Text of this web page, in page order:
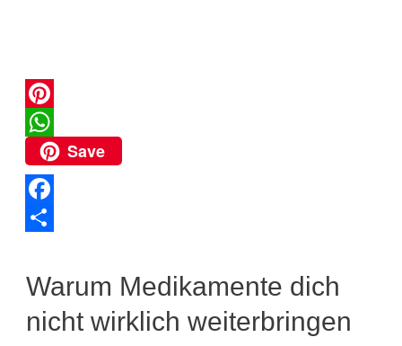
P
n
e
e
s
h
t
A
p
Save
F
c
b
e
l
Warum Medikamente dich
nicht wirklich weiterbringen